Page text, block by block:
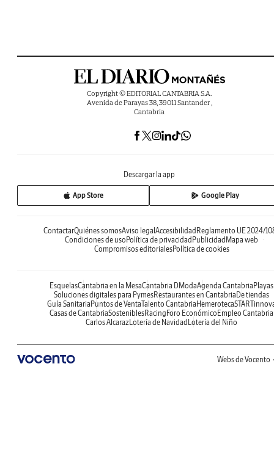
Copyright © EDITORIAL CANTABRIA S.A.
Avenida de Parayas 38, 39011 Santander ,
Cantabria
Descargar la app
App Store Google Play
ContactarQuiénes somosAviso legal Accesibilidad Reglamento UE 2024/
Condiciones de uso Política de privacidad Publicidad Mapa web
Compromisos editorialesPolítica de cookies
EsquelasCantabria en la MesaCantabria DModaAgenda Cantabria Playas
Soluciones digitales para PymesRestaurantes en Cantabria De tiendas
Guía Sanitaria Puntos de VentaTalento Cantabria Hemeroteca
Casas de CantabriaSosteniblesRacing Foro Económico Empleo Cantabria
Carlos Alcaraz Lotería de Navidad Lotería del Niño
Webs de Vocento